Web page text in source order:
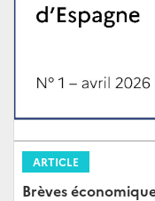
ARTICLE
Brèves